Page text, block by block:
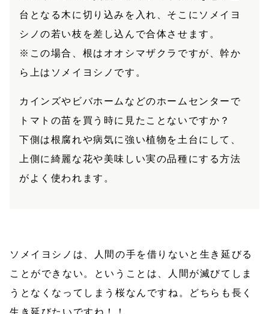
台となる木に切り込みを入れ、そこにソメイヨ
シノの若い枝を差し込んで合体させます。
※この場合、根はオオシマザクラですが、幹か
ら上はソメイヨシノです。
カインズやビバホームなどのホームセンターで
トマトの苗を買う時に見たことないですか？
下側は根腐れや病気に強い植物を土台にして、
上側に綺麗な花や美味しい実の品種にする方法
がよく使われます。
ソメイヨシノは、人間の手を借りないと生き延びる
ことができない。ということは、人間が滅びてしま
うとなくなってしまう桜なんですね。どちらも長く